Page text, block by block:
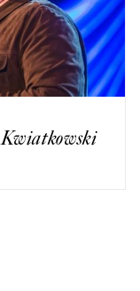
Kwiatkowski